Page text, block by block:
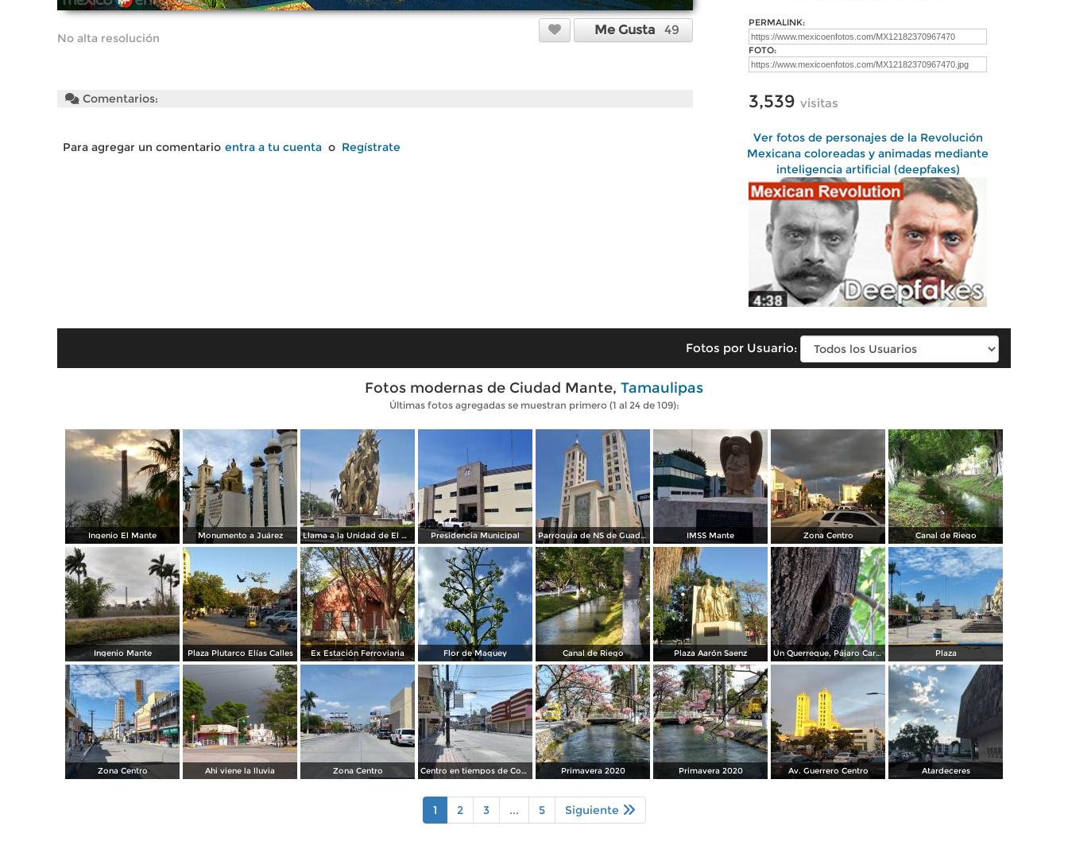
No alta resolución
Me Gusta 49
Comentarios:
Para agregar un comentario entra a tu cuenta o Regístrate
PERMALINK:
FOTO:
3,539 visitas
Ver fotos de personajes de la Revolución
Mexicana coloreadas y animadas mediante
inteligencia artificial (deepfakes)
Fotos por Usuario:
Fotos modernas de Ciudad Mante, Tamaulipas
Últimas fotos agregadas se muestran primero (1 al 24 de 109):
Ingenio El Mante Monumento a Juárez Llama a la Unidad de El Mante Presidencia Municipal Parroquia de NS de Guadalupe IMSS Mante Zona Centro Canal de Riego
Ingenio Mante Plaza Plutarco Elías Calles Ex Estación Ferroviaria Flor de Maguey Canal de Riego Plaza Aarón Saenz Un Querreque, Pájaro Carpintero Plaza
Zona Centro Ahi viene la lluvia Zona Centro Centro en tiempos de Covid19 Primavera 2020 Primavera 2020 Av. Guerrero Centro Atardeceres
1 2 3 ... 5 Siguiente